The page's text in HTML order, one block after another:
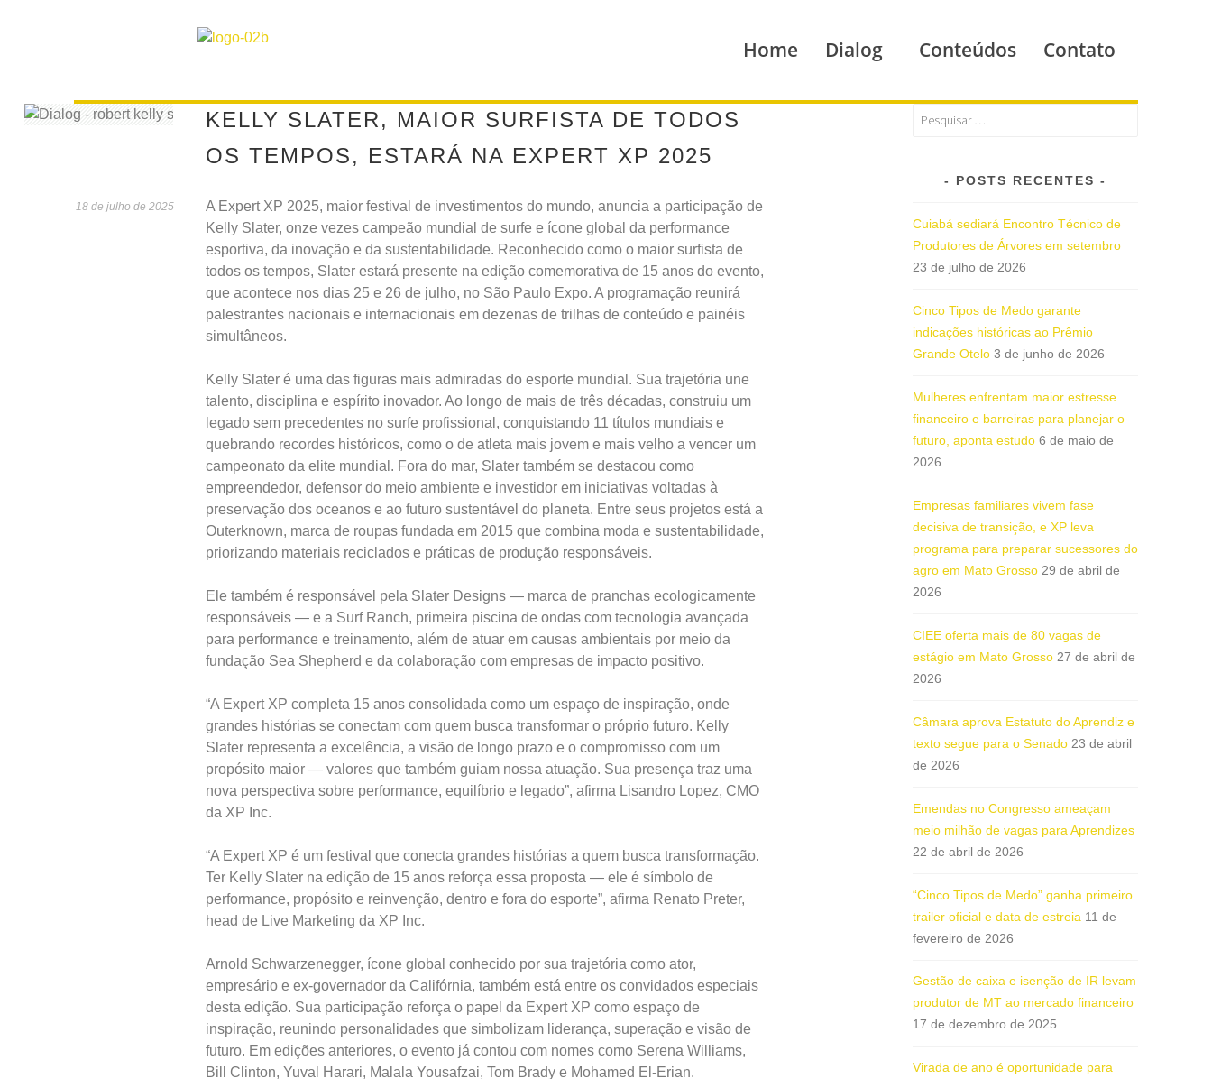
Home Dialog Conteúdos Contato
KELLY SLATER, MAIOR SURFISTA DE TODOS
OS TEMPOS, ESTARÁ NA EXPERT XP 2025
18 de julho de 2025
A Expert XP 2025, maior festival de investimentos do mundo, anuncia a participação de
Kelly Slater, onze vezes campeão mundial de surfe e ícone global da performance
esportiva, da inovação e da sustentabilidade. Reconhecido como o maior surfista de
todos os tempos, Slater estará presente na edição comemorativa de 15 anos do evento,
que acontece nos dias 25 e 26 de julho, no São Paulo Expo. A programação reunirá
palestrantes nacionais e internacionais em dezenas de trilhas de conteúdo e painéis
simultâneos.
Kelly Slater é uma das figuras mais admiradas do esporte mundial. Sua trajetória une
talento, disciplina e espírito inovador. Ao longo de mais de três décadas, construiu um
legado sem precedentes no surfe profissional, conquistando 11 títulos mundiais e
quebrando recordes históricos, como o de atleta mais jovem e mais velho a vencer um
campeonato da elite mundial. Fora do mar, Slater também se destacou como
empreendedor, defensor do meio ambiente e investidor em iniciativas voltadas à
preservação dos oceanos e ao futuro sustentável do planeta. Entre seus projetos está a
Outerknown, marca de roupas fundada em 2015 que combina moda e sustentabilidade,
priorizando materiais reciclados e práticas de produção responsáveis.
Ele também é responsável pela Slater Designs — marca de pranchas ecologicamente
responsáveis — e a Surf Ranch, primeira piscina de ondas com tecnologia avançada
para performance e treinamento, além de atuar em causas ambientais por meio da
fundação Sea Shepherd e da colaboração com empresas de impacto positivo.
“A Expert XP completa 15 anos consolidada como um espaço de inspiração, onde
grandes histórias se conectam com quem busca transformar o próprio futuro. Kelly
Slater representa a excelência, a visão de longo prazo e o compromisso com um
propósito maior — valores que também guiam nossa atuação. Sua presença traz uma
nova perspectiva sobre performance, equilíbrio e legado”, afirma Lisandro Lopez, CMO
da XP Inc.
“A Expert XP é um festival que conecta grandes histórias a quem busca transformação.
Ter Kelly Slater na edição de 15 anos reforça essa proposta — ele é símbolo de
performance, propósito e reinvenção, dentro e fora do esporte”, afirma Renato Preter,
head de Live Marketing da XP Inc.
Arnold Schwarzenegger, ícone global conhecido por sua trajetória como ator,
empresário e ex-governador da Califórnia, também está entre os convidados especiais
desta edição. Sua participação reforça o papel da Expert XP como espaço de
inspiração, reunindo personalidades que simbolizam liderança, superação e visão de
futuro. Em edições anteriores, o evento já contou com nomes como Serena Williams,
Bill Clinton, Yuval Harari, Malala Yousafzai, Tom Brady e Mohamed El-Erian.
POSTS RECENTES
Cuiabá sediará Encontro Técnico de
Produtores de Árvores em setembro
23 de julho de 2026
Cinco Tipos de Medo garante
indicações históricas ao Prêmio
Grande Otelo 3 de junho de 2026
Mulheres enfrentam maior estresse
financeiro e barreiras para planejar o
futuro, aponta estudo 6 de maio de
2026
Empresas familiares vivem fase
decisiva de transição, e XP leva
programa para preparar sucessores do
agro em Mato Grosso 29 de abril de
2026
CIEE oferta mais de 80 vagas de
estágio em Mato Grosso 27 de abril de
2026
Câmara aprova Estatuto do Aprendiz e
texto segue para o Senado 23 de abril
de 2026
Emendas no Congresso ameaçam
meio milhão de vagas para Aprendizes
22 de abril de 2026
“Cinco Tipos de Medo” ganha primeiro
trailer oficial e data de estreia 11 de
fevereiro de 2026
Gestão de caixa e isenção de IR levam
produtor de MT ao mercado financeiro
17 de dezembro de 2025
Virada de ano é oportunidade para